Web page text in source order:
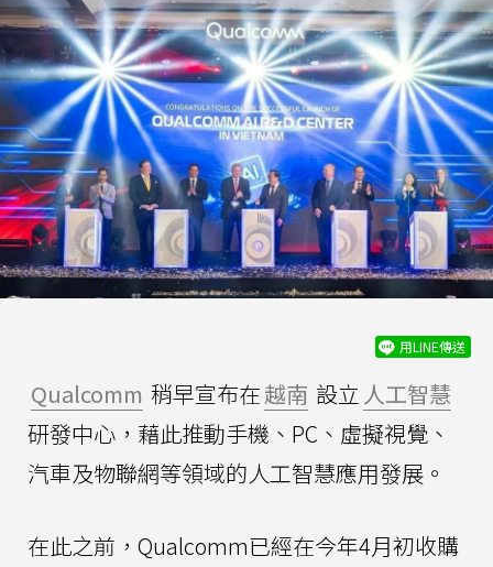
用LINE傳送
Qualcomm 稍早宣布在越南 設立 人工智慧
研發中心，藉此推動手機、PC、虛擬視覺、
汽車及物聯網等領域的人工智慧應用發展。
在此之前，Qualcomm已經在今年4月初收購